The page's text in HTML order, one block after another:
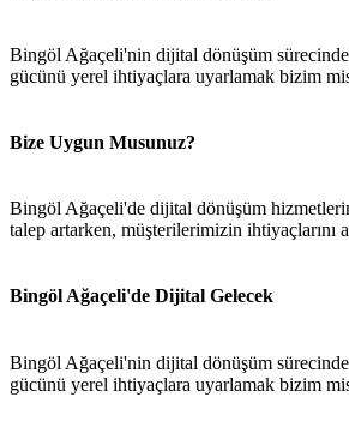
Bingöl Ağaçeli'nin dijital dönüşüm sürecinde
gücünü yerel ihtiyaçlara uyarlamak bizim
Bize Uygun Musunuz?
Bingöl Ağaçeli'de dijital dönüşüm
talep artarken, müşterilerimizin ihtiyaçlarını
Bingöl Ağaçeli'de Dijital Gelecek
Bingöl Ağaçeli'nin dijital dönüşüm sürecinde
gücünü yerel ihtiyaçlara uyarlamak bizim